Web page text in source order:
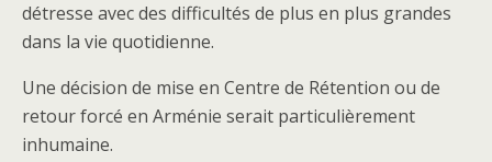
détresse avec des difficultés de plus en plus grandes
dans la vie quotidienne.
Une décision de mise en Centre de Rétention ou de
retour forcé en Arménie serait particulièrement
inhumaine.